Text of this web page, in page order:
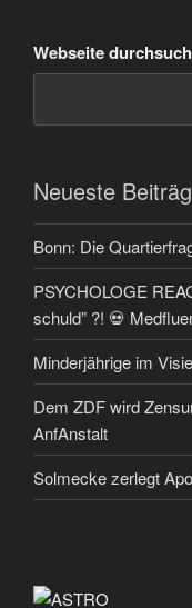
Webseite
Neueste
Bonn: Die
PSYCHOLOGE
schuld” ?! 💀
Minderjährige im
Dem ZDF wird
AnfAnstalt
Solmecke zerlegt